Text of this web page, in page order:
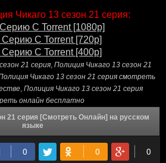
Чикаго 13 сезон 21 серия:
С Torrent [1080p]
Серию С Torrent [720p]
Серию С Torrent [400p]
21 серия, Полиция Чикаго 13 сезон 21
Чикаго 13 сезон 21 серия смотреть
, Полиция Чикаго 13 сезон 21 серия
онлайн бесплатно
21 серия [Смотреть Онлайн] на русском
языке